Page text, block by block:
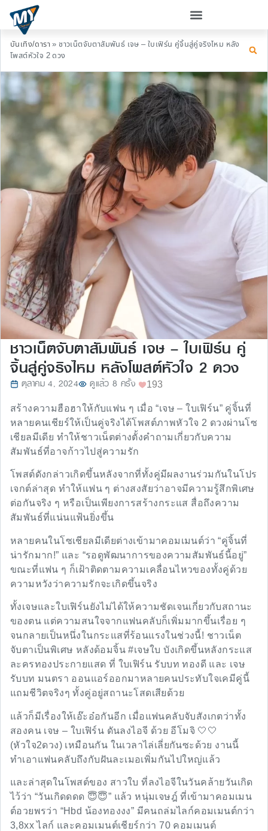
บันเทิง/ดารา» ชาวเน็ตจับตาสัมพันธ์ เจษ – ใบเฟิร์น คู่จิ้นสู่คู่จริงไหม หลัง
โพสต์หัวใจ 2 ดวง
ชาวเน็ตจับตาสัมพันธ์ เจษ – ใบเฟิร์น คู่
จิ้นสู่คู่จริงไหม หลังโพสต์หัวใจ 2 ดวง
ตุลาคม 4, 2024 ดูแล้ว 8 ครั้ง 193
สร้างความฮือฮาให้กับแฟน ๆ เมื่อ “เจษ – ใบเฟิร์น” คู่จิ้นที่
หลายคนเชียร์ให้เป็นคู่จริงได้โพสต์ภาพหัวใจ 2 ดวงผ่านโซ
เชียลมีเดีย ทำให้ชาวเน็ตต่างตั้งคำถามเกี่ยวกับความ
สัมพันธ์ที่อาจก้าวไปสู่ความรัก
โพสต์ดังกล่าวเกิดขึ้นหลังจากที่ทั้งคู่มีผลงานร่วมกันในโปร
เจกต์ล่าสุด ทำให้แฟน ๆ ต่างสงสัยว่าอาจมีความรู้สึกพิเศษ
ต่อกันจริง ๆ หรือเป็นเพียงการสร้างกระแส สื่อถึงความ
สัมพันธ์ที่แน่นแฟ้นยิ่งขึ้น
หลายคนในโซเชียลมีเดียต่างเข้ามาคอมเมนต์ว่า “คู่จิ้นที่
น่ารักมาก!” และ “รอดูพัฒนาการของความสัมพันธ์นี้อยู่”
ขณะที่แฟน ๆ ก็เฝ้าติดตามความเคลื่อนไหวของทั้งคู่ด้วย
ความหวังว่าความรักจะเกิดขึ้นจริง
ทั้งเจษและใบเฟิร์นยังไม่ได้ให้ความชัดเจนเกี่ยวกับสถานะ
ของตน แต่ความสนใจจากแฟนคลับก็เพิ่มมากขึ้นเรื่อย ๆ
จนกลายเป็นหนึ่งในกระแสที่ร้อนแรงในช่วงนี้! ชาวเน็ต
จับตาเป็นพิเศษ หลังด้อมจิ้น #เจษใบ บังเกิดขึ้นหลังกระแส
ละครทองประกายแสด ที่ ใบเฟิร์น รับบท ทองดี และ เจษ
รับบท มนตรา ออนแอร์ออกมาหลายคนประทับใจเคมีคู่นี้
แถมชีวิตจริงๆ ทั้งคู่อยู่สถานะโสดเสียด้วย
แล้วก็มีเรื่องให้เอ๊ะอ๋อกันอีก เมื่อแฟนคลับจับสังเกตว่าทั้ง
สองคน เจษ – ใบเฟิร์น ดันลงไอจี ด้วย อีโมจิ 🤍🤍
(หัวใจ2ดวง) เหมือนกัน ในเวลาไล่เลี่ยกันซะด้วย งานนี้
ทำเอาแฟนคลับถึงกับฝันละเมอเพิ่มกันไปใหญ่แล้ว
และล่าสุดในโพสต์ของ สาวใบ ที่ลงไอจีในวันคล้ายวันเกิด
ไว้ว่า “วันเกิดดดด 😇😇” แล้ว หนุ่มเจษฎ์ ที่เข้ามาคอมเมน
ต์อวยพรว่า “Hbd น้องทองงง” มีคนถล่มไลก์คอมเมนต์กว่า
3,8xx ไลก์ และคอมเมนต์เชียร์กว่า 70 คอมเมนต์